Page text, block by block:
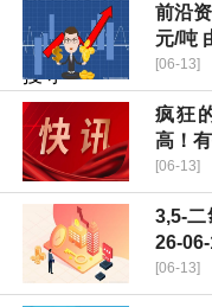
前沿
元/吨
[06-13]
疯狂
高！
[06-13]
3,5-二
26-
[06-13]